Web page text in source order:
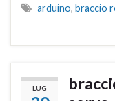
arduino, braccio
LUG